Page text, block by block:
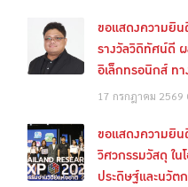
ขอแสดงความยิ
รางวัลวิดิทัศน์ดี
อิเล็กทรอนิกส์ ท
17 กรกฎาคม 2569
ขอแสดงความยิน
วิศวกรรมวัสดุ ใน
ประดิษฐ์และนวัต